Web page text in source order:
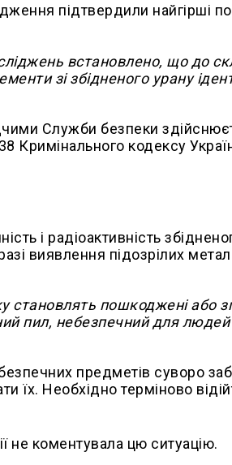
підтвердили найгірші
встановлено, що до
зі збідненого урану
Служби безпеки
Кримінального кодексу
і радіоактивність
виявлення підозрілих
становлять пошкоджені або
пил, небезпечний для
предметів суворо
їх. Необхідно терміново
не коментувала цю ситуацію.